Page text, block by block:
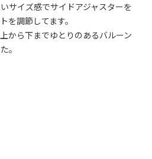
サイズ感でサイドアジャスターを
を調節してます。
から下までゆとりのあるバルーン
。